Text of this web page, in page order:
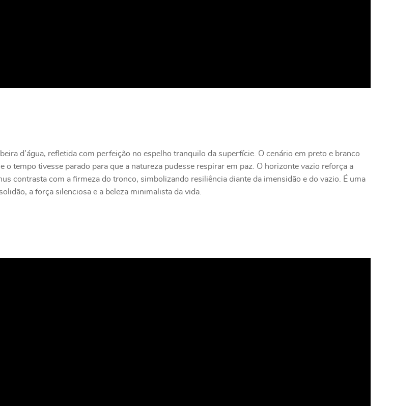
d’água, refletida com perfeição no espelho tranquilo da superfície. O cenário em preto e branco
tempo tivesse parado para que a natureza pudesse respirar em paz. O horizonte vazio reforça a
contrasta com a firmeza do tronco, simbolizando resiliência diante da imensidão e do vazio. É uma
a força silenciosa e a beleza minimalista da vida.